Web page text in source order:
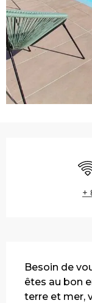
+
Besoin de
êtes au bon
terre et mer,